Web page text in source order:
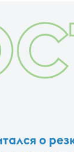
о